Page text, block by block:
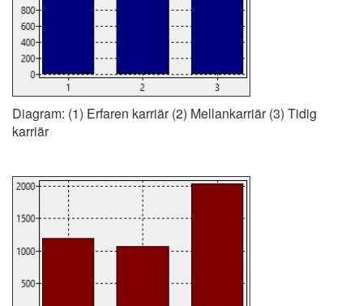
Diagram: (1) Erfaren karriär (2) Mellankarriär (3) Tidig
karriär